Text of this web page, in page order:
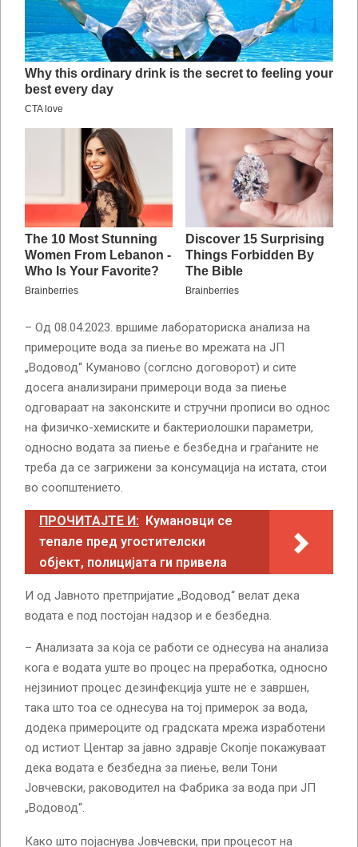
– Од 08.04.2023. вршиме лабораториска анализа на
примероците вода за пиење во мрежата на ЈП
„Водовод“ Куманово (соглсно договорот) и сите
досега анализирани примероци вода за пиење
одговараат на законските и стручни прописи во однос
на физичко-хемиските и бактериолошки параметри,
односно водата за пиење е безбедна и граѓаните не
треба да се загрижени за консумација на истата, стои
во соопштението.
ПРОЧИТАЈТЕ И: Кумановци се
тепале пред угостителски
објект, полицијата ги привела
И од Јавното претпријатие „Водовод“ велат дека
водата е под постојан надзор и е безбедна.
– Анализата за која се работи се однесува на анализа
кога е водата уште во процес на преработка, односно
нејзиниот процес дезинфекција уште не е завршен,
така што тоа се однесува на тој примерок за вода,
додека примероците од градската мрежа изработени
од истиот Центар за јавно здравје Скопје покажуваат
дека водата е безбедна за пиење, вели Тони
Јовчевски, раководител на Фабрика за вода при ЈП
„Водовод“.
Како што појаснува Јовчевски, при процесот на